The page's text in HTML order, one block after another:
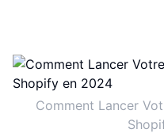
Comment Lancer